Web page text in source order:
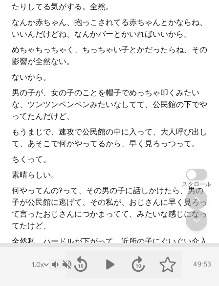
たりしてる気がする。全然。
なんか赤ちゃん、抱っこされてる赤ちゃんとかならね、
いいんだけどね、なんかバーとかいればいいから。
めちゃちっちゃく、ちっちゃい子とかだったらね、その
影響が全然ない。
ないから。
男の子が、女の子のことを帽子でめっちゃ叩くみたい
な、ツンツンペンペンみたいなしてて、公民館の下でや
ってたんだけど、
もうまじで、速攻で公民館の中に入って、大人呼び出し
て、あそこで何かやってるから、早く見ろっつって。
ちくって。
素晴らしい。
何やってんの?って、その男の子に話しかけたら、男の
子が公民館に逃げて、その私が、おじさんに早く見ろっ
て言ったおじさんにつかまってて、みたいな感じになっ
てたけど、
全然私、ハードルが下がって、近所の子にぐいぐい介入
その対応できないわ、私。スルーしちゃうかも。
49:53
スクロール